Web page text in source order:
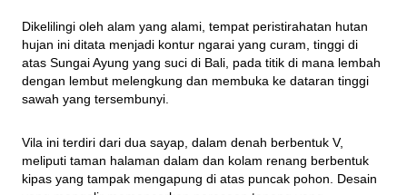
Dikelilingi oleh alam yang alami, tempat peristirahatan hutan
hujan ini ditata menjadi kontur ngarai yang curam, tinggi di
atas Sungai Ayung yang suci di Bali, pada titik di mana lembah
dengan lembut melengkung dan membuka ke dataran tinggi
sawah yang tersembunyi.
Vila ini terdiri dari dua sayap, dalam denah berbentuk V,
meliputi taman halaman dalam dan kolam renang berbentuk
kipas yang tampak mengapung di atas puncak pohon. Desain